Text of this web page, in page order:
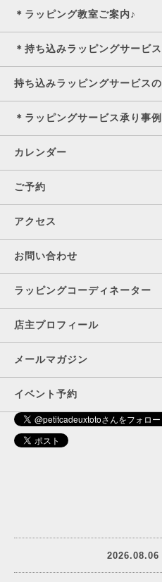
＊ラッピング教室ご案内♪
＊持ち込みラッピングサービ
持ち込みラッピングサービス
＊ラッピングサービス承り事
カレンダー
ご予約
アクセス
お問い合わせ
ラッピングコーディネータ
店主プロフィール
メールマガジン
イベント予約